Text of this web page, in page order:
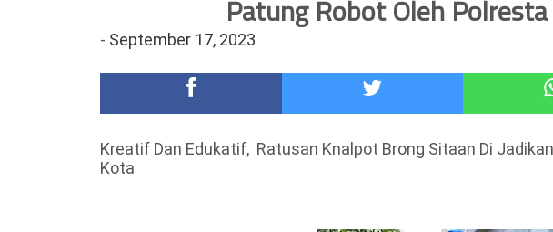
RILIS RAPAT PLENO TERBUKA PEMUTAKHIRAN DATA PEMILIH
Tugu Tirta Usung 'Smart Water City' di Indonesia City Expo APEKSI XVIII Medan
DKD PERADI Malang Jatuhkan Putusan Pelanggaran Kode Etik Advokat, Abd. Aziz
Patung Robot Oleh
- September 17, 2023
Kreatif Dan Edukatif, Ratusan Knalpot Brong Sitaan Di
Kota